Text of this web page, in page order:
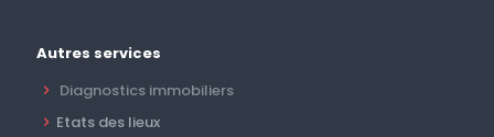
Autres services
Diagnostics immobiliers
Etats des lieux